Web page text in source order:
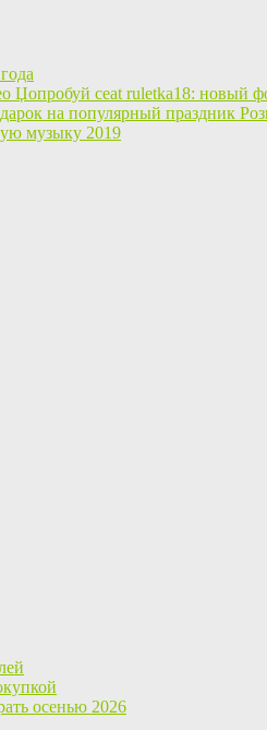
Џопробуй ceat ruletka18: новый
музыку 2019
осенью 2026